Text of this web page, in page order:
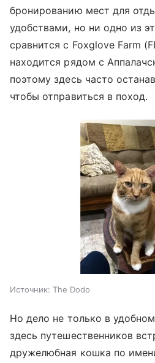
бронированию мест для
удобствами, но ни одно из
сравнится с Foxglove Farm
находится рядом с
поэтому здесь часто
чтобы отправиться в поход.
Источник: The Dodo
Но дело не только в
здесь путешественников
дружелюбная кошка по